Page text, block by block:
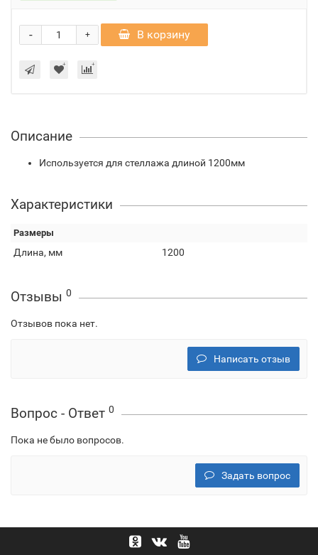
+
- В корзину
Описание
Используется для стеллажа длиной 1200мм
Характеристики
Размеры
Длина, мм 1200
Отзывы 0
Отзывов пока нет.
Написать отзыв
Вопрос - Ответ 0
Пока не было вопросов.
Задать вопрос